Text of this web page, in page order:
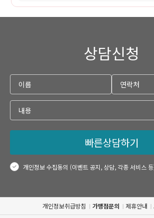
상담신청
빠른상담하기
개인정보 수집동의 (이벤트 공지, 상담, 각종 서비스
개인정보취급방침 가맹점문의 제휴안내